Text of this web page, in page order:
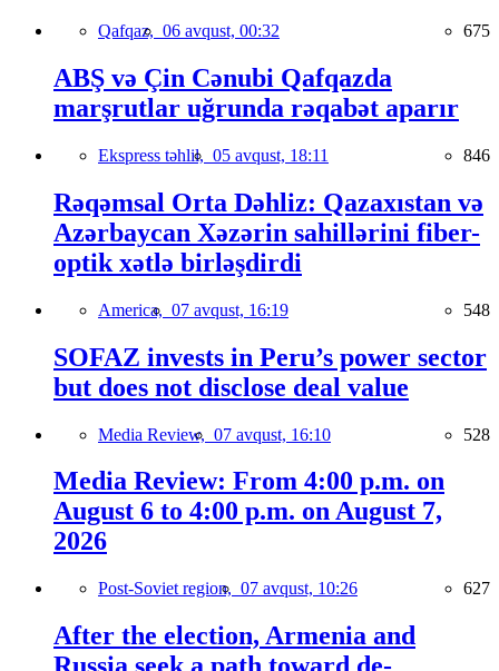
Qafqaz, 06 avqust, 00:32 675
ABŞ və Çin Cənubi Qafqazda
marşrutlar uğrunda rəqabət aparır
Ekspress təhlil, 05 avqust, 18:11 846
Rəqəmsal Orta Dəhliz: Qazaxıstan və
Azərbaycan Xəzərin sahillərini fiber-
optik xətlə birləşdirdi
America, 07 avqust, 16:19 548
SOFAZ invests in Peru’s power sector
but does not disclose deal value
Media Review, 07 avqust, 16:10 528
Media Review: From 4:00 p.m. on
August 6 to 4:00 p.m. on August 7,
2026
Post-Soviet region, 07 avqust, 10:26 627
After the election, Armenia and